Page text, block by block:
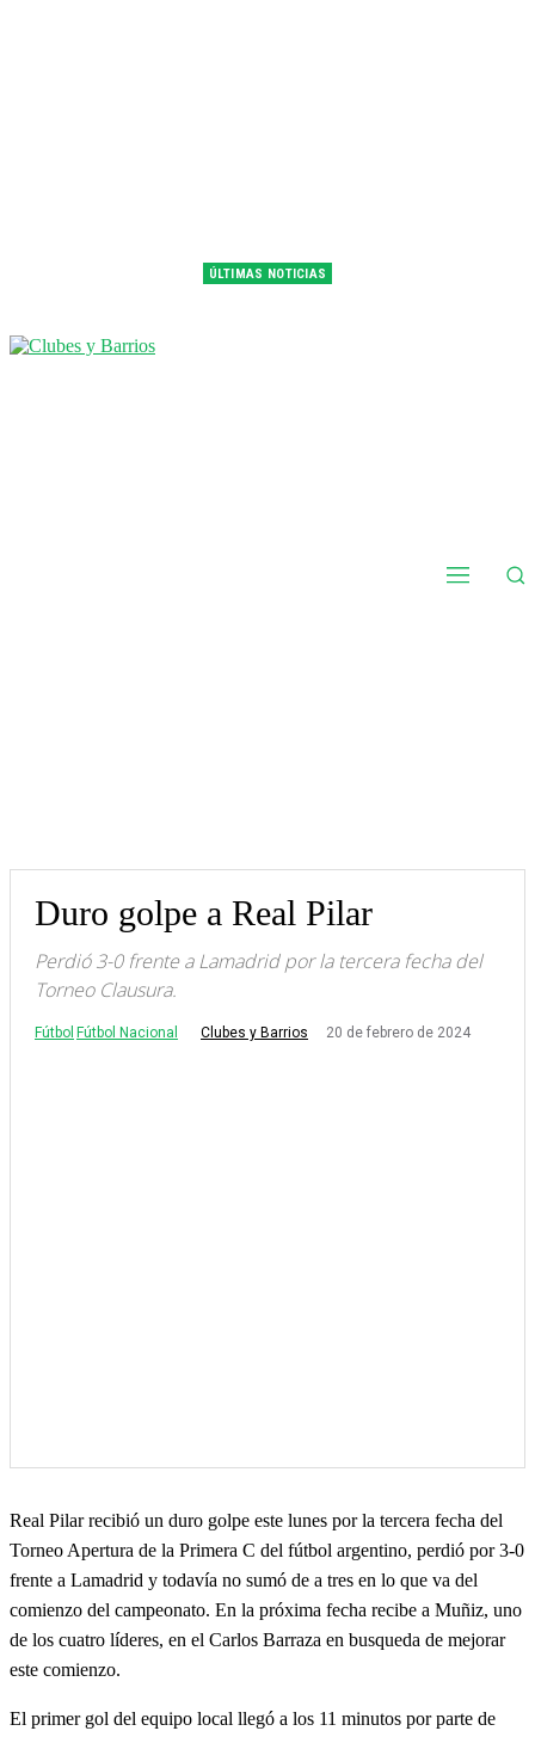
ÚLTIMAS NOTICIAS
Duro golpe a Real Pilar
Perdió 3-0 frente a Lamadrid por la tercera fecha del
Torneo Clausura.
Fútbol Fútbol Nacional Clubes y Barrios 20 de febrero de 2024
Real Pilar recibió un duro golpe este lunes por la tercera fecha del
Torneo Apertura de la Primera C del fútbol argentino, perdió por 3-0
frente a Lamadrid y todavía no sumó de a tres en lo que va del
comienzo del campeonato. En la próxima fecha recibe a Muñiz, uno
de los cuatro líderes, en el Carlos Barraza en busqueda de mejorar
este comienzo.
El primer gol del equipo local llegó a los 11 minutos por parte de